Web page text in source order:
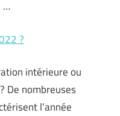
…
?
intérieure ou
De nombreuses
l’année